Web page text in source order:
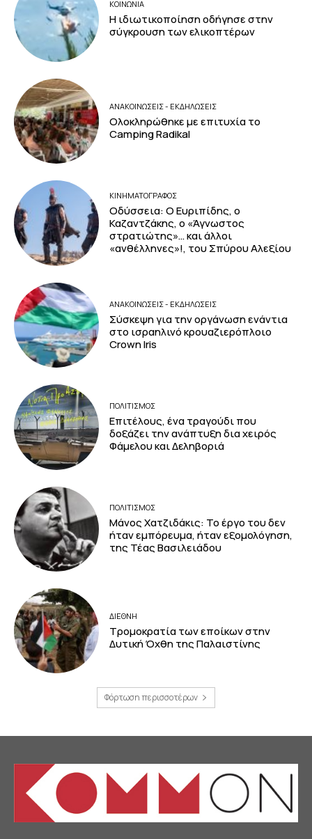
ΚΟΙΝΩΝΙΑ
Η ιδιωτικοποίηση οδήγησε στην
σύγκρουση των ελικοπτέρων
ΑΝΑΚΟΙΝΩΣΕΙΣ - ΕΚΔΗΛΩΣΕΙΣ
Ολοκληρώθηκε με επιτυχία το
Camping Radikal
ΚΙΝΗΜΑΤΟΓΡΆΦΟΣ
Οδύσσεια: Ο Ευριπίδης, ο
Καζαντζάκης, ο «Άγνωστος
στρατιώτης»… και άλλοι
«ανθέλληνες»!, του Σπύρου Αλεξίου
ΑΝΑΚΟΙΝΩΣΕΙΣ - ΕΚΔΗΛΩΣΕΙΣ
Σύσκεψη για την οργάνωση ενάντια
στο ισραηλινό κρουαζιερόπλοιο
Crown Iris
ΠΟΛΙΤΙΣΜΟΣ
Επιτέλους, ένα τραγούδι που
δοξάζει την ανάπτυξη δια χειρός
Φάμελου και Δεληβοριά
ΠΟΛΙΤΙΣΜΟΣ
Μάνος Χατζιδάκις: Το έργο του δεν
ήταν εμπόρευμα, ήταν εξομολόγηση,
της Τέας Βασιλειάδου
ΔΙΕΘΝΗ
Τρομοκρατία των εποίκων στην
Δυτική Όχθη της Παλαιστίνης
Φόρτωση περισσοτέρων